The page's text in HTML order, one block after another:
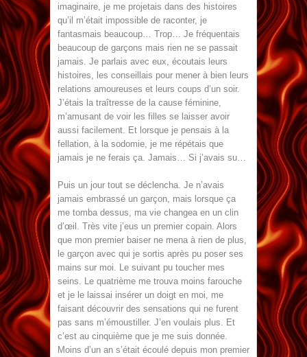
imaginaire, je me projetais dans des histoires
qu’il m’était impossible de raconter, je
fantasmais beaucoup… Trop… Je fréquentais
beaucoup de garçons mais rien ne se passait
jamais. Je parlais avec eux, écoutais leurs
histoires, les conseillais pour mener à bien leurs
relations amoureuses et leurs coups d’un soir.
J’étais la traîtresse de la cause féminine,
m’amusant de voir les filles se laisser avoir
aussi facilement. Et lorsque je pensais à la
fellation, à la sodomie, je me répétais que
jamais je ne ferais ça. Jamais… Si j’avais su…
Puis un jour tout se déclencha. Je n’avais
jamais embrassé un garçon, mais lorsque ça
me tomba dessus, ma vie changea en un clin
d’œil. Très vite j’eus un premier copain. Alors
que mon premier baiser ne mena à rien de plus,
le garçon avec qui je sortis après pu poser ses
mains sur moi. Le suivant pu toucher mes
seins. Le quatrième me trouva moins farouche
et je le laissai insérer un doigt en moi, me
faisant découvrir des sensations qui ne furent
pas sans m’émoustiller. J’en voulais plus. Et
c’est au cinquième que je me suis donnée.
Moins d’un an s’était écoulé depuis mon premier